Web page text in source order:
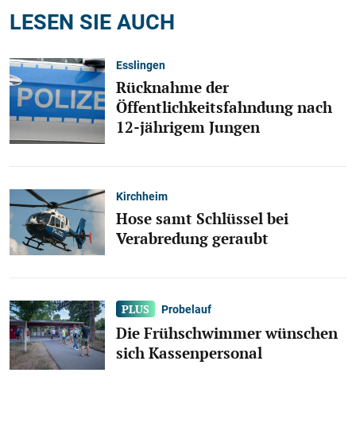
LESEN SIE AUCH
Esslingen
Rücknahme der
Öffentlichkeitsfahndung nach
12-jährigem Jungen
Kirchheim
Hose samt Schlüssel bei
Verabredung geraubt
Probelauf
Die Frühschwimmer wünschen
sich Kassenpersonal